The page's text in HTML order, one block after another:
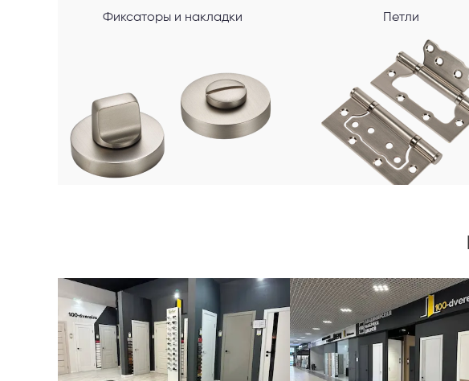
Фиксаторы и накладки Петли